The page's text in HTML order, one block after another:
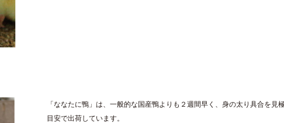
「ななたに鴨」は、一般的な国産鴨よりも２週間早く、身の太り具合を見
目安で出荷しています。